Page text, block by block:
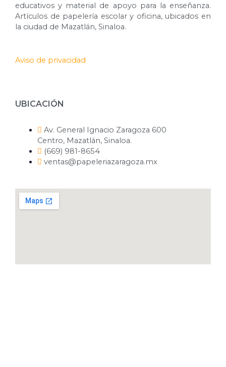
educativos y material de apoyo para la enseñanza.
Artículos de papelería escolar y oficina, ubicados en
la ciudad de Mazatlán, Sinaloa.
Aviso de privacidad
UBICACIÓN
Av. General Ignacio Zaragoza 600
Centro, Mazatlán, Sinaloa.
(669) 981-8654
ventas@papeleriazaragoza.mx